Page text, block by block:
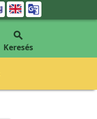


Keresés